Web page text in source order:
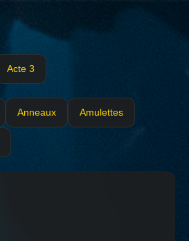
Acte 3
Anneaux Amulettes